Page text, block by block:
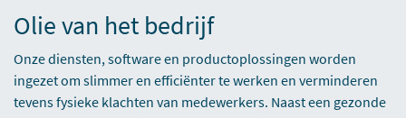
Olie van het bedrijf
Onze diensten, software en productoplossingen worden
ingezet om slimmer en efficiënter te werken en verminderen
tevens fysieke klachten van medewerkers. Naast een gezonde